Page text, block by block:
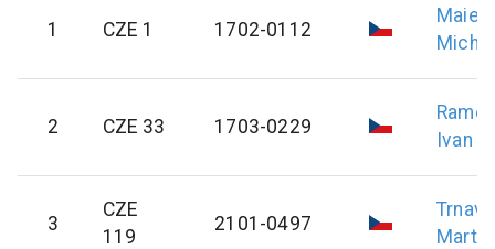
1 CZE 1 1702-0112
Maier
2 CZE 33 1703-0229
Rameš
Ivan
3
CZE
119
2101-0497
Martin